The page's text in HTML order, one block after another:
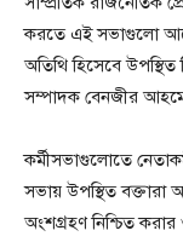
করতে এই সভাগুলো
অতিথি হিসেবে
সম্পাদক বেনজীর
কর্মীসভাগুলোতে
সভায় উপস্থিত বক্তারা
অংশগ্রহণ নিশ্চিত